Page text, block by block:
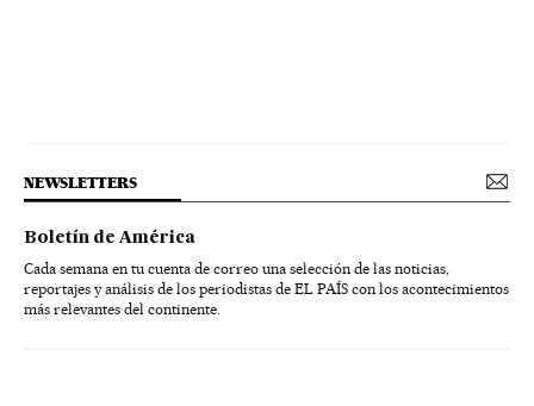
NEWSLETTERS
Boletín de América
Cada semana en tu cuenta de correo una selección de las noticias,
reportajes y análisis de los periodistas de EL PAÍS con los acontecimientos
más relevantes del continente.